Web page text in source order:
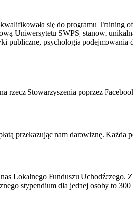
się do programu
Uniwersytetu SWPS, stanowi
publiczne, psychologia podejmowania
rzecz Stowarzyszenia poprzez
przekazując nam darowiznę.
Lokalnego Funduszu Uchodźczego.
stypendium dla jednej osoby to